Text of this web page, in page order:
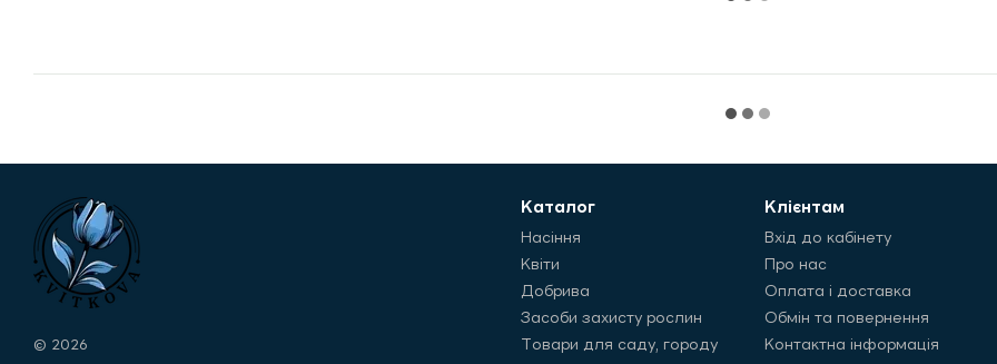
© 2026
Каталог
Насіння
Квіти
Добрива
Засоби захисту рослин
Товари для саду, городу
Клієнтам
Вхід до кабінету
Про нас
Оплата і доставка
Обмін та повернення
Контактна інформація